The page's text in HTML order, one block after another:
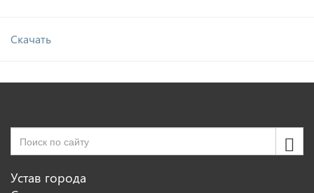
Скачать
Устав города